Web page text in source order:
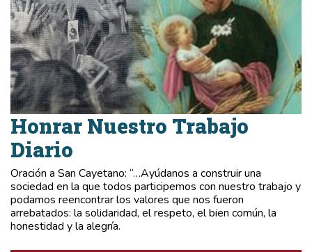
Honrar Nuestro Trabajo
Diario
Oración a San Cayetano: “…Ayúdanos a construir una
sociedad en la que todos participemos con nuestro trabajo y
podamos reencontrar los valores que nos fueron
arrebatados: la solidaridad, el respeto, el bien común, la
honestidad y la alegría.